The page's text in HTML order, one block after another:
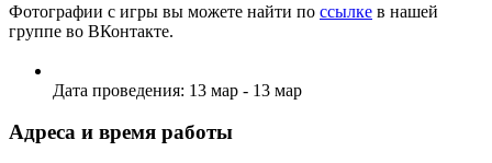
Фотографии с игры вы можете найти по ссылке в нашей
группе во ВКонтакте.
Дата проведения: 13 мар - 13 мар
Адреса и время работы